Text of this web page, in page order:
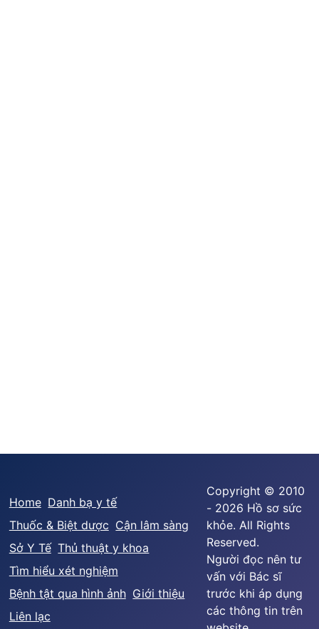
Home Danh bạ y tế
Thuốc & Biệt dược Cận lâm sàng
Sở Y Tế Thủ thuật y khoa
Tìm hiểu xét nghiệm
Bệnh tật qua hình ảnh Giới thiệu
Liên lạc
Copyright © 2010
- 2026 Hồ sơ sức
khỏe. All Rights
Reserved.
Người đọc nên tư
vấn với Bác sĩ
trước khi áp dụng
các thông tin trên